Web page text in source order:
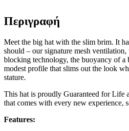
Περιγραφή
Meet the big hat with the slim brim. It
should – our signature mesh
blocking technology, the buoyancy of a
modest profile that slims out the look
stature.
This hat is proudly Guaranteed for Life
that comes with every new experience,
Features: